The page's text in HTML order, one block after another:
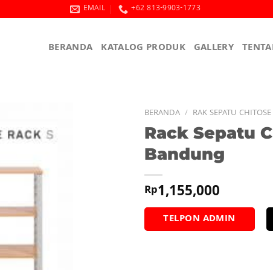
EMAIL +62 813-9903-1773
BERANDA KATALOG PRODUK GALLERY
BERANDA / RAK SEPATU CHITOSE
Rack Sepatu
Bandung
Rp1,155,000
TELPON ADMIN